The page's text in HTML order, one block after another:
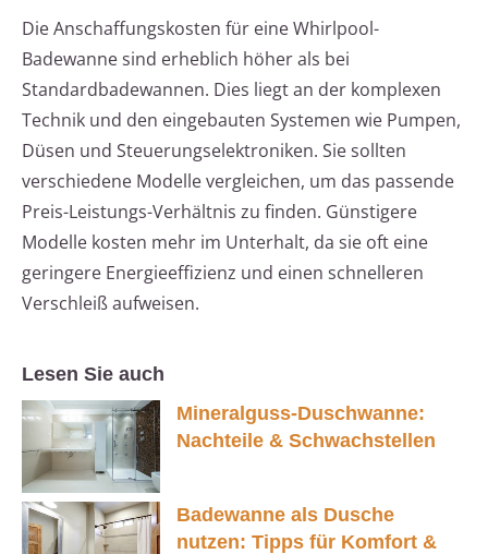
Die Anschaffungskosten für eine Whirlpool-
Badewanne sind erheblich höher als bei
Standardbadewannen. Dies liegt an der komplexen
Technik und den eingebauten Systemen wie Pumpen,
Düsen und Steuerungselektroniken. Sie sollten
verschiedene Modelle vergleichen, um das passende
Preis-Leistungs-Verhältnis zu finden. Günstigere
Modelle kosten mehr im Unterhalt, da sie oft eine
geringere Energieeffizienz und einen schnelleren
Verschleiß aufweisen.
Lesen Sie auch
Mineralguss-Duschwanne:
Nachteile & Schwachstellen
Badewanne als Dusche
nutzen: Tipps für Komfort &